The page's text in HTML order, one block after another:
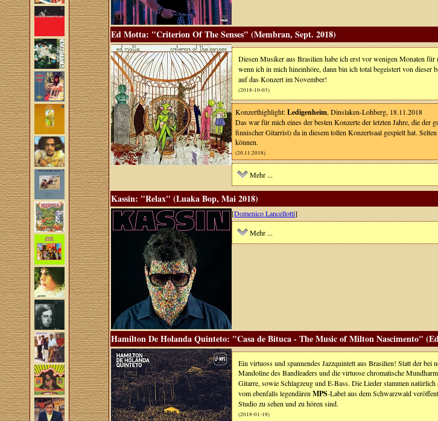
Ed Motta: "Criterion Of The Senses" (Membran, Sept. 2018)
Diesen Musiker aus Brasilien habe ich erst vor wenigen Monaten
wenn ich in mich hineinhöre, dann bin ich total begeistert von dieser
auf das Konzert im November!
(2018-10-03)
Konzerthighlight:Ledigenheim, Dinslaken-Lohberg, 18.11.2018
Das war für mich eines der besten Konzerte der letzten Jahre, die der
finnischer Gitarrist) da in diesem tollen Konzertsaal gespielt hat.
können.
(20.11.2018)
Mehr ...
Kassin: "Relax" (Luaka Bop, Mai 2018)
[Domenico Lancellotti]
Mehr ...
Hamilton De Holanda Quinteto: "Casa de Bituca - The Music of Milton Nascimento"
Ein virtuoss und spannendes Jazzquintett aus Brasilien! Statt der
Mandoline des Bandleaders und die virtuose chromatische
Gitarre, sowie Schlagzeug und E-Bass. Die Lieder stammen
vom ebenfalls legendärenMPS-Label aus dem Schwarzwald
Studio zu sehen und zu hören sind.
(2018-01-19)